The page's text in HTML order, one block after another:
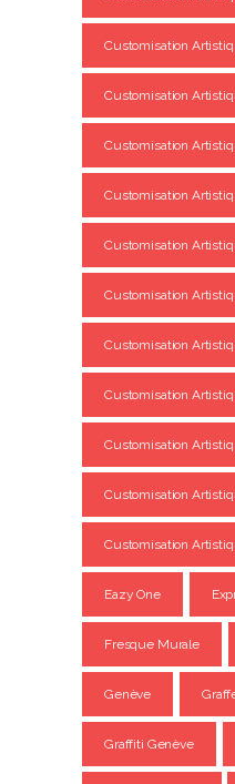
Customisation
Customisation
Customisation
Customisation
Customisation
Customisation
Customisation
Customisation
Customisation
Customisation
Customisation
Eazy One
Fresque Murale
Genève
Graffiti Genève